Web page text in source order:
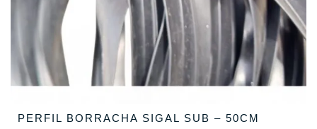
PERFIL BORRACHA SIGAL SUB – 50CM